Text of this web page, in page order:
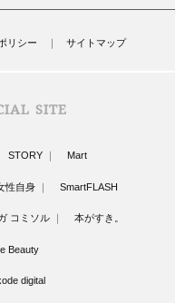
リシー サイトマップ
SITE
STORY Mart
性自身 SmartFLASH
コミソル 本がすき。
Beauty
digital